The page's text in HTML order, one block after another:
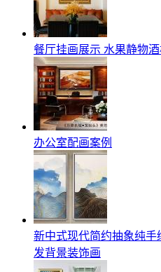
餐厅挂画展示 水果静物
办公室配画案例
新中式现代简约抽象纯
发背景装饰画